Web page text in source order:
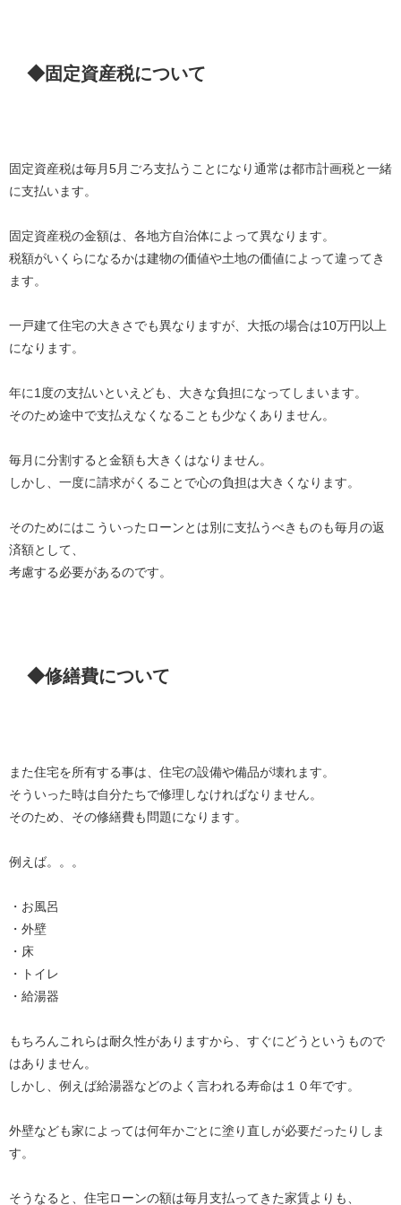
◆固定資産税について
固定資産税は毎月5月ごろ支払うことになり通常は都市計画税と一緒
に支払います。
固定資産税の金額は、各地方自治体によって異なります。
税額がいくらになるかは建物の価値や土地の価値によって違ってき
ます。
一戸建て住宅の大きさでも異なりますが、大抵の場合は10万円以上
になります。
年に1度の支払いといえども、大きな負担になってしまいます。
そのため途中で支払えなくなることも少なくありません。
毎月に分割すると金額も大きくはなりません。
しかし、一度に請求がくることで心の負担は大きくなります。
そのためにはこういったローンとは別に支払うべきものも毎月の返
済額として、
考慮する必要があるのです。
◆修繕費について
また住宅を所有する事は、住宅の設備や備品が壊れます。
そういった時は自分たちで修理しなければなりません。
そのため、その修繕費も問題になります。
例えば。。。
・お風呂
・外壁
・床
・トイレ
・給湯器
もちろんこれらは耐久性がありますから、すぐにどうというもので
はありません。
しかし、例えば給湯器などのよく言われる寿命は１０年です。
外壁なども家によっては何年かごとに塗り直しが必要だったりしま
す。
そうなると、住宅ローンの額は毎月支払ってきた家賃よりも、